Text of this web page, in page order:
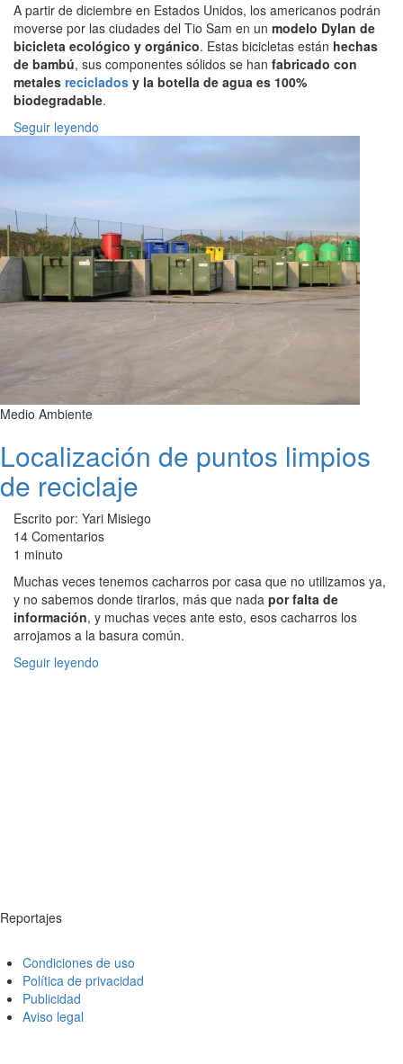
A partir de diciembre en Estados Unidos, los americanos podrán
moverse por las ciudades del Tio Sam en un modelo Dylan de
bicicleta ecológico y orgánico. Estas bicicletas están hechas
de bambú, sus componentes sólidos se han fabricado con
metales reciclados y la botella de agua es 100%
biodegradable.
Seguir leyendo
Medio Ambiente
Localización de puntos limpios
de reciclaje
Escrito por: Yari Misiego
14 Comentarios
1 minuto
Muchas veces tenemos cacharros por casa que no utilizamos ya,
y no sabemos donde tirarlos, más que nada por falta de
información, y muchas veces ante esto, esos cacharros los
arrojamos a la basura común.
Seguir leyendo
Reportajes
Condiciones de uso
Política de privacidad
Publicidad
Aviso legal